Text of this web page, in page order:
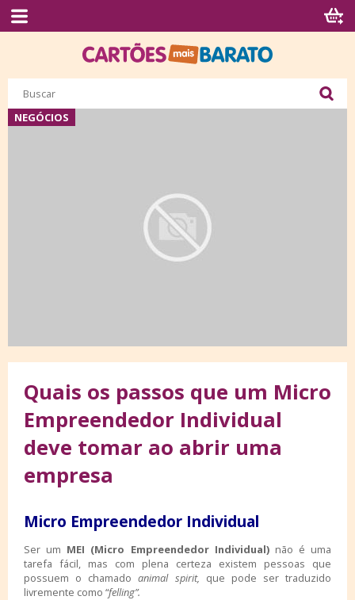
NEGÓCIOS
Quais os passos que um Micro
Empreendedor Individual
deve tomar ao abrir uma
empresa
Micro Empreendedor Individual
Ser um MEI (Micro Empreendedor Individual)não é uma
tarefa fácil, mas com plena certeza existem pessoas que
possuem o chamadoanimal spirit, que pode ser traduzido
livremente como “felling”.